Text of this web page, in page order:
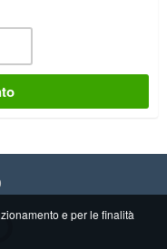
e per le finalità